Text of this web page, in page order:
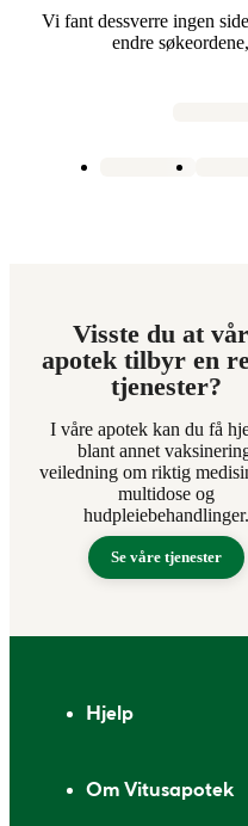
Vi fant dessverre ingen
endre
Visste du at
apotek tilbyr en
tjenester?
I våre apotek kan du få
blant annet
veiledning om riktig
multidose og
hudpleiebehandlinger.
Se våre tjenester
Hjelp
Om Vitusapotek